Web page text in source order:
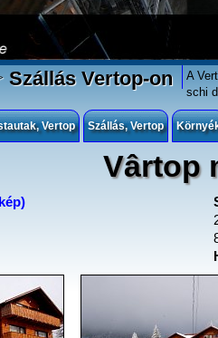
Szállás Vertop-on
A
schi
Vertop Szállás, Vertop
Vârtop